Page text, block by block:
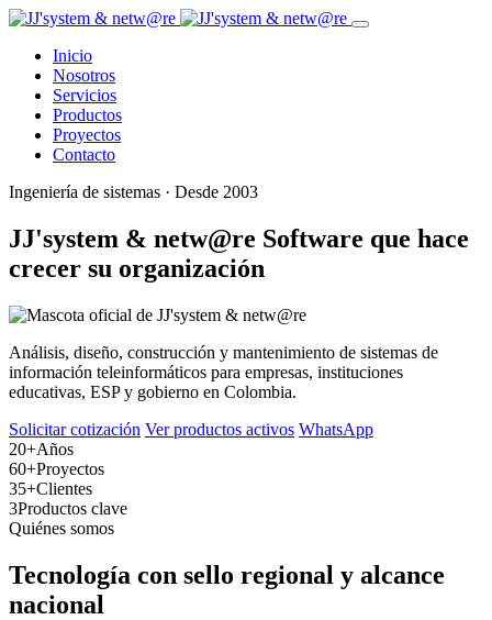
Inicio
Nosotros
Servicios
Productos
Proyectos
Contacto
Ingeniería de sistemas · Desde 2003
JJ'system & netw@re Software que hace
crecer su organización
Análisis, diseño, construcción y mantenimiento de sistemas de
información teleinformáticos para empresas, instituciones
educativas, ESP y gobierno en Colombia.
Solicitar cotización Ver productos activos WhatsApp
20+Años
60+Proyectos
35+Clientes
3Productos clave
Quiénes somos
Tecnología con sello regional y alcance
nacional